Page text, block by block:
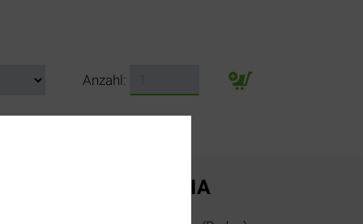
Anzahl:
SOCIAL MEDIA